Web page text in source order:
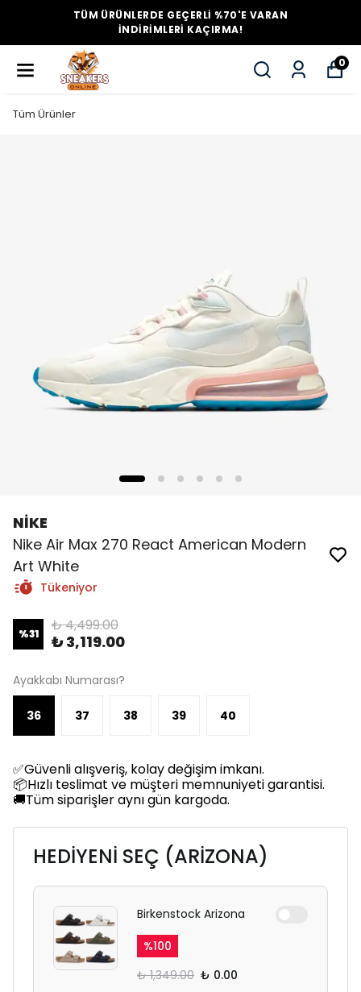
TÜM ÜRÜNLERDE GEÇERLİ %70'E VARAN
İNDİRİMLERİ KAÇIRMA!
0
Tüm Ürünler
NİKE
Nike Air Max 270 React American Modern
Art White
Tükeniyor
%31 ₺ 4,499.00
₺ 3,119.00
Ayakkabı Numarası?
36 37 38 39 40
✅Güvenli alışveriş, kolay değişim imkanı.
📦Hızlı teslimat ve müşteri memnuniyeti garantisi.
🚚Tüm siparişler aynı gün kargoda.
HEDİYENİ SEÇ (ARİZONA)
Birkenstock Arizona
%100
₺ 1,349.00 ₺ 0.00